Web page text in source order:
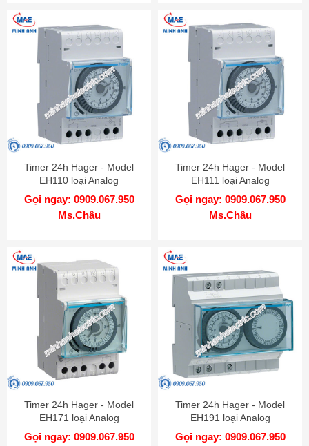
Timer 24h Hager - Model
EH110 loại Analog
Gọi ngay: 0909.067.950
Ms.Châu
Timer 24h Hager - Model
EH111 loại Analog
Gọi ngay: 0909.067.950
Ms.Châu
Timer 24h Hager - Model
EH171 loại Analog
Gọi ngay: 0909.067.950
Timer 24h Hager - Model
EH191 loại Analog
Gọi ngay: 0909.067.950